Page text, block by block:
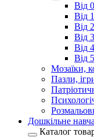
Від
Від
Від
Від
Від
Від
Мозаїки,
Пазли,
Дошкільне
Каталог